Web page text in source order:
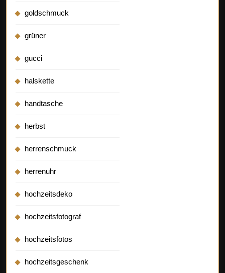
goldschmuck
grüner
gucci
halskette
handtasche
herbst
herrenschmuck
herrenuhr
hochzeitsdeko
hochzeitsfotograf
hochzeitsfotos
hochzeitsgeschenk